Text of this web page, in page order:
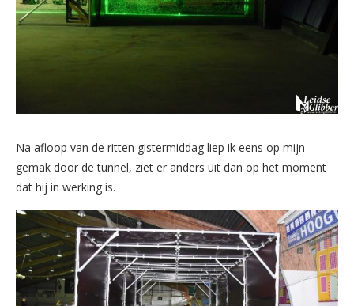
Na afloop van de ritten gistermiddag liep ik eens op mijn
gemak door de tunnel, ziet er anders uit dan op het moment
dat hij in werking is.